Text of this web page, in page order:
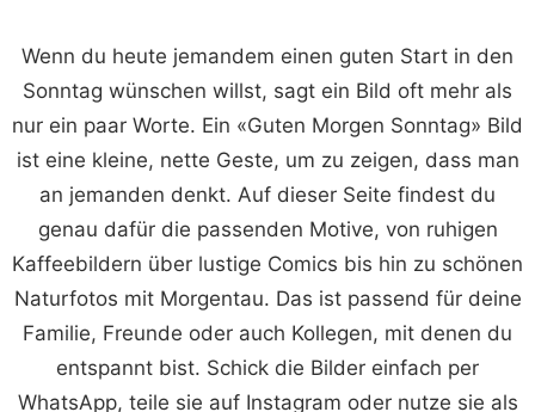
Wenn du heute jemandem einen guten Start in den
Sonntag wünschen willst, sagt ein Bild oft mehr als
nur ein paar Worte. Ein «Guten Morgen Sonntag» Bild
ist eine kleine, nette Geste, um zu zeigen, dass man
an jemanden denkt. Auf dieser Seite findest du
genau dafür die passenden Motive, von ruhigen
Kaffeebildern über lustige Comics bis hin zu schönen
Naturfotos mit Morgentau. Das ist passend für deine
Familie, Freunde oder auch Kollegen, mit denen du
entspannt bist. Schick die Bilder einfach per
WhatsApp, teile sie auf Instagram oder nutze sie als